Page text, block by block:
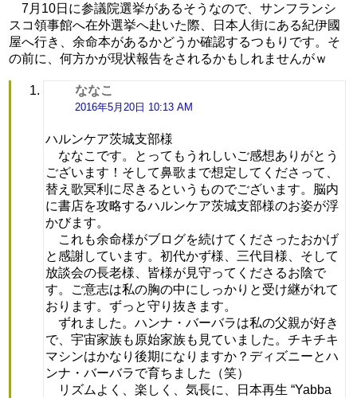
7月10日に参議院選挙があるそうなので、サンフランシ
スコ領事館へ在外選挙へ赴いた際、日本人街にある紀伊國
屋へ行き、余命本があるかどうか確認するつもりです。そ
の前に、何方かが現状報告をされるかもしれませんがｗ
ななこ
り:
2016年5月20日 10:13 AM
ハルンケア茨城支部様
ななこです。とってもうれしいご感想ありがとう
ございます！そして鼻歌まで想定してくださって、
替え歌冥利に尽きるというものでございます。脳内
に書店を攻略するハルンケア茨城支部様のお姿が浮
かびます。
これも余命様がブログを続けてくださったおかげ
と感謝しています。初代かず様、三代目様、そして
放談会の長老様、皆様が見守ってくださるお陰で
す。ご意志は私の胸の中にしっかりと受け継がれて
おります。ずっと守り抜きます。
ずれました。ハンナ・バーバラは私の父親が好き
で、宇宙家族も原始家族も見ていました。チキチキ
マシンはかなり後期になりますか？ディズニーとハ
ンナ・バーバラで育ちました（笑）
リズムよく、楽しく、気長に、日本再生 “Yabba